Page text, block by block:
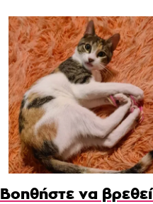
Βοηθήστε να